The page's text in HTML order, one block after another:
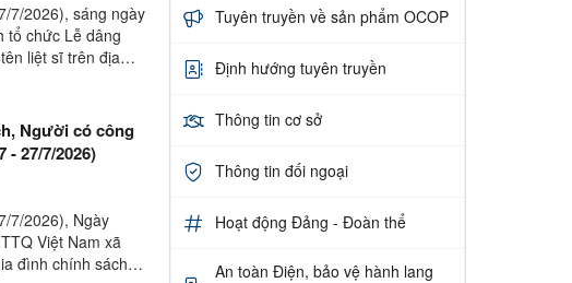
7/2026), sáng ngày
tổ chức Lễ dâng
liệt sĩ trên địa
Người có công
- 27/7/2026)
7/2026), Ngày
Việt Nam xã
đình chính sách,
Tuyên truyền về sản phẩm OCOP
Định hướng tuyên truyền
Thông tin cơ sở
Thông tin đối ngoại
Hoạt động Đảng - Đoàn thể
An toàn Điện, bảo vệ hành lang